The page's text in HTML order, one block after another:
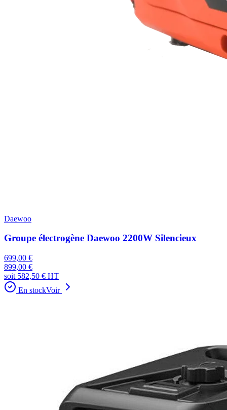
Daewoo
Groupe électrogène Daewoo 2200W Silencieux
699,00 €
899,00 €
soit 582,50 € HT
En stockVoir